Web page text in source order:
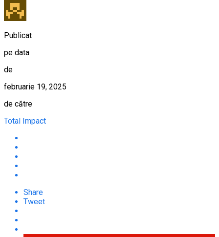
Publicat
pe data
de
februarie 19, 2025
de către
Total Impact
Share
Tweet